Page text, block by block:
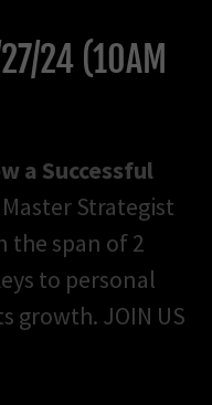
24 (10AM
a Successful
Strategist
the span of 2
to personal
growth. JOIN US